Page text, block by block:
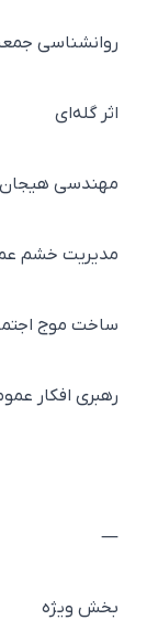
روانشناسی جمعیت
اثر گله‌ای
مهندسی هیجان
مدیریت خشم
ساخت موج اجتماعی
رهبری افکار عمومی
بخش ویژه